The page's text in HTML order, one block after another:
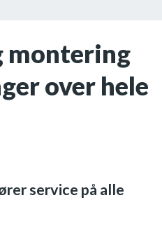
montering
over hele
service på alle